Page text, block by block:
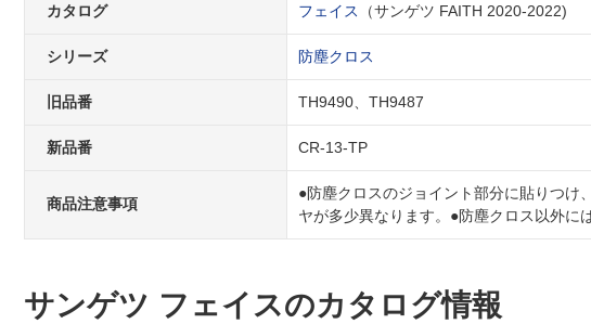
カタログ フェイス （サンゲツ FAITH 2020-2022)
シリーズ 防塵クロス
旧品番 TH9490、TH9487
新品番 CR-13-TP
商品注意事項
●防塵クロスのジョイント部分に貼りつけ
ヤが多少異なります。●防塵クロス以外に
サンゲツ フェイスのカタログ情報